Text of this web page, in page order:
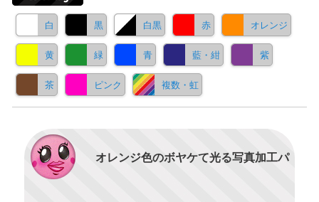
白 黒 白黒 赤 オレンジ
黄 緑 青 藍・紺 紫
茶 ピンク 複数・虹
オレンジ色のボヤケて光る写真加工パ